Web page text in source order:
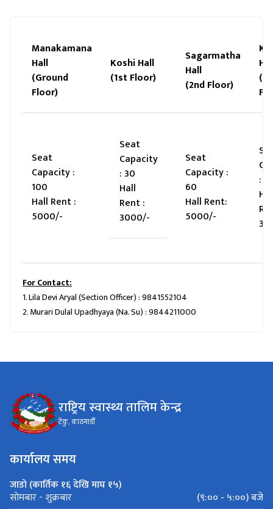
Manakamana
Hall
(Ground
Floor)
Koshi Hall
(1st Floor)
Sagarmatha
Hall
(2nd Floor)
Seat
Capacity :
100
Hall Rent :
5000/-
Seat
Capacity
: 30
Hall
Rent :
3000/-
Seat
Capacity :
60
Hall Rent:
5000/-
:
For Contact:
1. Lila Devi Aryal (Section Officer) : 9841552104
2. Murari Dulal Upadhyaya (Na. Su) : 9844211000
राष्ट्रिय स्वास्थ्य तालिम केन्द्र
टेकु, काठमाडौँ
कार्यालय समय
जाडो (कार्तिक १६ देखि माघ १५)
सोमबार - शुक्रबार
(९:०० - ५:००) बजे